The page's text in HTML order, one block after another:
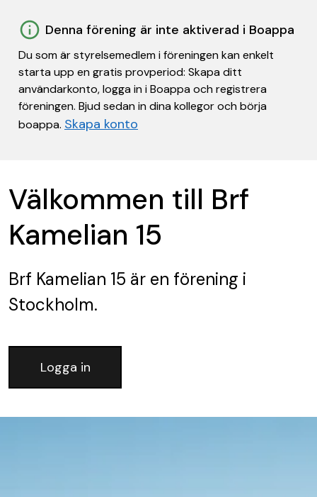
Denna förening är inte aktiverad i Boappa
Du som är styrelsemedlem i föreningen kan enkelt
starta upp en gratis provperiod: Skapa ditt
användarkonto, logga in i Boappa och registrera
föreningen. Bjud sedan in dina kollegor och börja
boappa. Skapa konto
Välkommen till Brf
Kamelian 15
Brf Kamelian 15 är en förening i
Stockholm.
Logga in